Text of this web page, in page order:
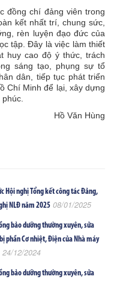
đồng chí đảng viên trong
kết nhất trí, chung sức,
rèn luyện đạo đức của
tập. Đây là việc làm thiết
huy cao độ ý thức, trách
sáng tạo, phụng sự tổ
dân, tiếp tục phát triển
Chí Minh để lại, xây dựng
Hồ Văn Hùng
Hội nghị Tổng kết công tác Đảng,
NLĐ năm 2025 08/01/2025
bảo dưỡng thường xuyên, sửa
phần Cơ nhiệt, Điện của Nhà máy
24/12/2024
bảo dưỡng thường xuyên, sửa